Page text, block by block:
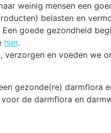
weinig mensen een
belasten en
goede gezondheid
hier.
en voeden we
gezonde(re) darmflora
de darmflora en